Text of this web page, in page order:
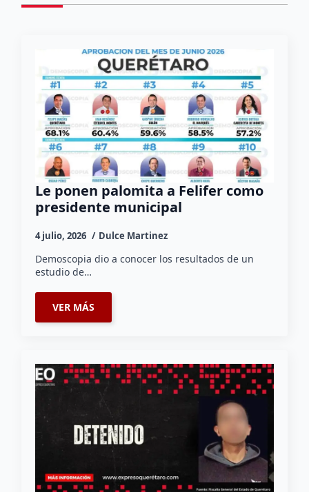
Le ponen palomita a Felifer como
presidente municipal
4 julio, 2026 Dulce Martinez
Demoscopia dio a conocer los resultados de un
estudio de…
VER MÁS